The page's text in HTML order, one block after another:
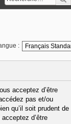
:
acceptez d’être
pas et/ou
qu’il soit prudent de
d’être